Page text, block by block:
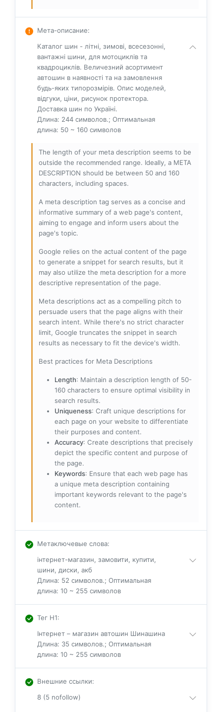
Мета-описание:
Каталог шин - літні, зимові, всесезонні,
вантажні шини, для мотоциклів та
квадроциклів. Величезний асортимент
автошин в наявності та на замовлення
будь-яких типорозмірів. Опис моделей,
відгуки, ціни, рисунок протектора.
Доставка шин по Україні.
Длина: 244 символов.; Оптимальная
длина: 50 ~ 160 символов
The length of your meta description seems to be
outside the recommended range. Ideally, a META
DESCRIPTION should be between 50 and 160
characters, including spaces.
A meta description tag serves as a concise and
informative summary of a web page's content,
aiming to engage and inform users about the
page's topic.
Google relies on the actual content of the page
to generate a snippet for search results, but it
may also utilize the meta description for a more
descriptive representation of the page.
Meta descriptions act as a compelling pitch to
persuade users that the page aligns with their
search intent. While there's no strict character
limit, Google truncates the snippet in search
results as necessary to fit the device's width.
Best practices for Meta Descriptions
Length: Maintain a description length of 50-
160 characters to ensure optimal visibility in
search results.
Uniqueness: Craft unique descriptions for
each page on your website to differentiate
their purposes and content.
Accuracy: Create descriptions that precisely
depict the specific content and purpose of
the page.
Keywords: Ensure that each web page has
a unique meta description containing
important keywords relevant to the page's
content.
Метаключевые слова:
інтернет-магазин, замовити, купити,
шини, диски, акб
Длина: 52 символов.; Оптимальная
длина: 10 ~ 255 символов
Тег H1:
Інтернет – магазин автошин Шинашина
Длина: 35 символов.; Оптимальная
длина: 10 ~ 255 символов
Внешние ссылки:
8 (5 nofollow)